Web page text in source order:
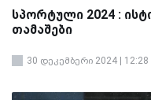
სპორტული 2024 :
თამაშები
30 დეკემბერი 2024 | 12:28